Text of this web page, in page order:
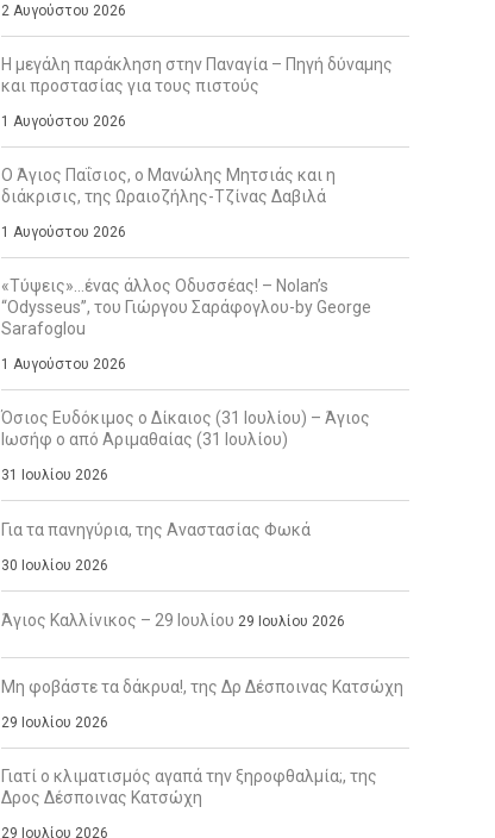
2 Αυγούστου 2026
Η μεγάλη παράκληση στην Παναγία – Πηγή δύναμης
και προστασίας για τους πιστούς
1 Αυγούστου 2026
Ο Άγιος Παΐσιος, ο Μανώλης Μητσιάς και η
διάκρισις, της Ωραιοζήλης-Τζίνας Δαβιλά
1 Αυγούστου 2026
«Τύψεις»…ένας άλλος Οδυσσέας! – Nolan’s
“Odysseus”, του Γιώργου Σαράφογλου-by George
Sarafoglou
1 Αυγούστου 2026
Όσιος Ευδόκιμος ο Δίκαιος (31 Ιουλίου) – Άγιος
Ιωσήφ ο από Αριμαθαίας (31 Ιουλίου)
31 Ιουλίου 2026
Για τα πανηγύρια, της Αναστασίας Φωκά
30 Ιουλίου 2026
Άγιος Καλλίνικος – 29 Ιουλίου 29 Ιουλίου 2026
Μη φοβάστε τα δάκρυα!, της Δρ Δέσποινας Κατσώχη
29 Ιουλίου 2026
Γιατί ο κλιματισμός αγαπά την ξηροφθαλμία;, της
Δρος Δέσποινας Κατσώχη
29 Ιουλίου 2026